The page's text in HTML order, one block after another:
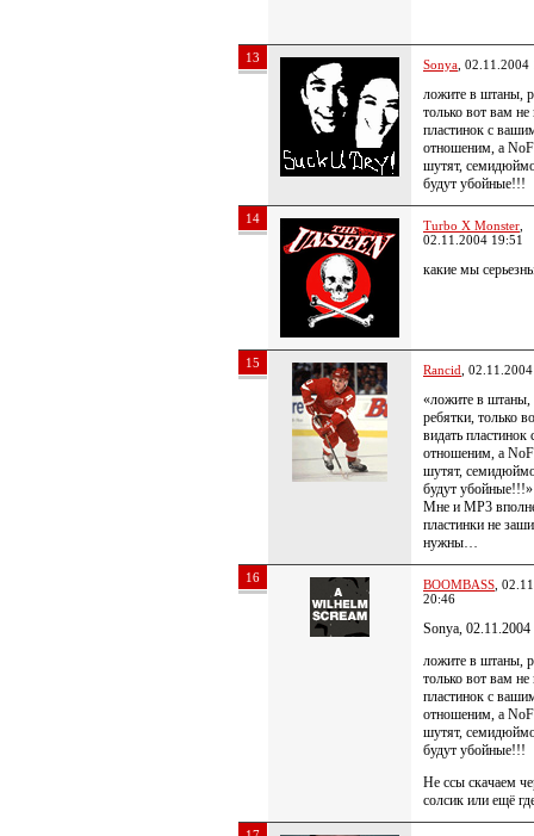
13 Sonya ,
ложите в штаны,
только вот вам не
пластинок с
отношеним, а
шутят,
будут убойные!!!
14 Turbo X Monster
02.11.2004 19:51
какие мы
15 Rancid ,
«ложите в штаны,
ребятки, только
видать
отношеним, а
шутят,
будут убойные!!!»
Мне и MP3
пластинки не
нужны…
16 BOOMBASS ,
20:46
Sonya, 02.11.2004
ложите в штаны,
только вот вам не
пластинок с
отношеним, а
шутят,
будут убойные!!!
Не ссы скачаем
солсик или ещё